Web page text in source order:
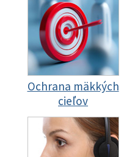
Ochrana mäkkých
cieľov